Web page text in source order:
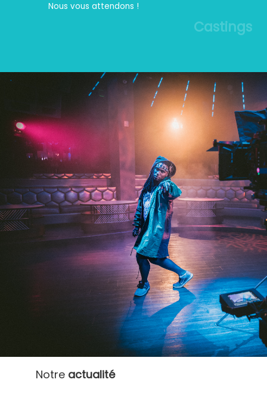
Castings
Nous vous attendons !
Notre actualité